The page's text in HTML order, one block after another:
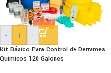
-
+
Kit Básico Para Control de Derrames
Quimicos 120 Galones